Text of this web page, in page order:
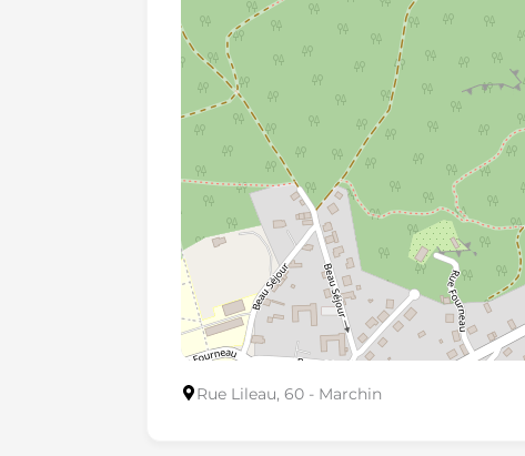
Rue Lileau, 60 - Marchin